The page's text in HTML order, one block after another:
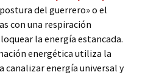
del guerrero» o el
con una respiración
la energía estancada.
energética utiliza la
canalizar energía universal y